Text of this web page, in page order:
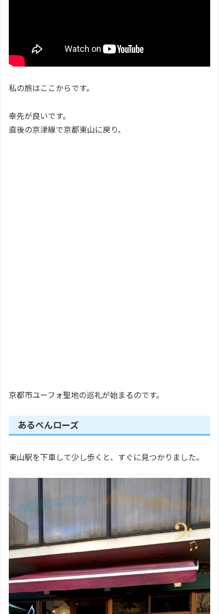
私の旅はここからです。
幸先が良いです。
直後の京津線で京都東山に戻り、
京都市ユーフォ聖地の巡礼が始まるのです。
あるぺんローズ
東山駅を下車して少し歩くと、すぐに見つかりました。